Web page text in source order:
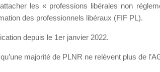
une
à son
reçuun
convention de
Les périodes de
sont à proscrire.
En l’absence de
financement
les « professions libérales non
des professionnels libéraux (FIF PL).
depuis le 1er janvier 2022.
qu’une majorité de PLNR ne relèvent plus de